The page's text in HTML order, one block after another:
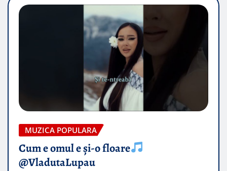
MUZICA POPULARA
Cum e omul e și-o floare
@VladutaLupau